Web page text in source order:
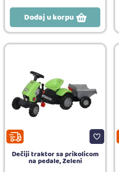
Dodaj u korpu
Dečiji traktor sa prikolicom
na pedale, Zeleni